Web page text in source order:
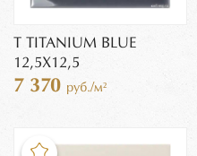
T TITANIUM BLUE
12,5X12,5
7 370 руб./м²